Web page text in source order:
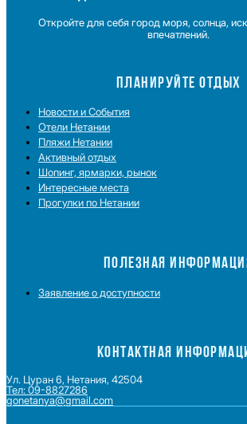
Откройте для себя город моря, солнца,
впечатлений.
ПЛАНИРУЙТЕ ОТДЫХ
Новости и Cобытия
Отели Нетании
Пляжи Нетании
Активный отдых
Шопинг, ярмарки, рынок
Интересные места
Прогулки по Нетании
ПОЛЕЗНАЯ
Заявление о доступности
КОНТАКТНАЯ
Ул. Цуран 6, Нетания, 42504
Тел: 09-8827286
gonetanya@gmail.com